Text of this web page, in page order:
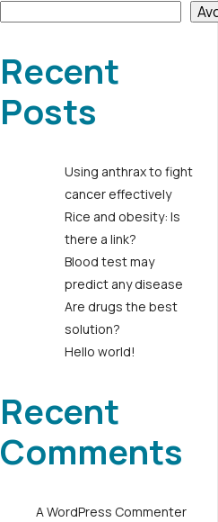
Recent
Posts
Using anthrax to fight
cancer effectively
Rice and obesity: Is
there a link?
Blood test may
predict any disease
Are drugs the best
solution?
Hello world!
Recent
Comments
A WordPress Commenter